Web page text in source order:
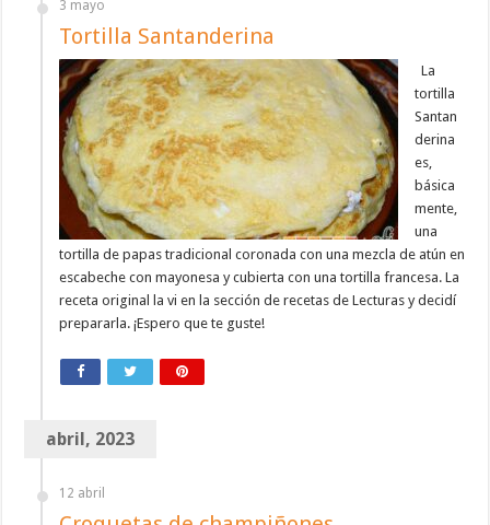
3 mayo
Tortilla Santanderina
La
tortilla
Santan
derina
es,
básica
mente,
una
tortilla de papas tradicional coronada con una mezcla de atún en
escabeche con mayonesa y cubierta con una tortilla francesa. La
receta original la vi en la sección de recetas de Lecturas y decidí
prepararla. ¡Espero que te guste!
abril, 2023
12 abril